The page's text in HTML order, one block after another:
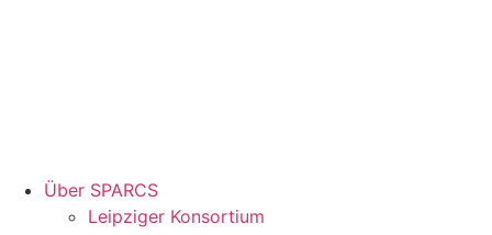
Über SPARCS
Leipziger Konsortium